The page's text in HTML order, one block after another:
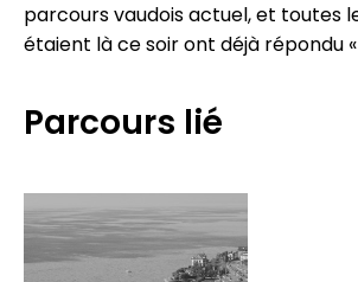
parcours vaudois actuel, et toutes
étaient là ce soir ont déjà répondu
Parcours lié